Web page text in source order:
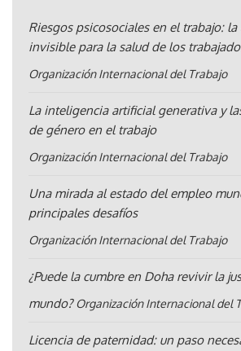
Riesgos psicosociales en el trabajo: la
invisible para la salud de los
Organización Internacional del Trabajo
La inteligencia artificial generativa y
de género en el trabajo
Organización Internacional del Trabajo
Una mirada al estado del empleo
principales desafíos
Organización Internacional del Trabajo
¿Puede la cumbre en Doha revivir la
mundo? Organización Internacional del
Licencia de paternidad: un paso